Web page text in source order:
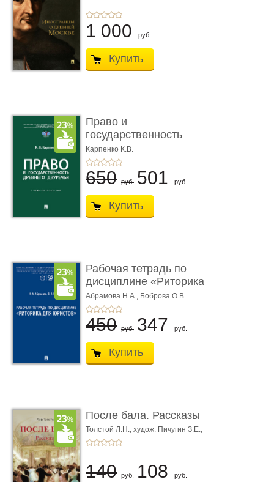
1 000 руб.
Купить
Право и
государственность
Древнего Двуречья. �
...
Карпенко К.В.
650 руб. 501 руб.
Купить
Рабочая тетрадь по
дисциплине «Риторика
для ю� ...
Абрамова Н.А., Боброва О.В.
450 руб. 347 руб.
Купить
После бала. Рассказы
Толстой Л.Н., худож. Пичугин З.Е.,
худож. Лебедев А.И.,
140 руб. 108 руб.